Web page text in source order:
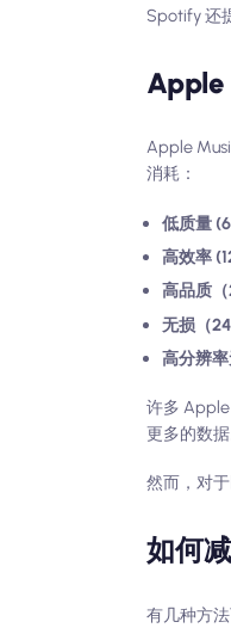
Spotify 还
Apple
Apple
消耗：
低质量
高效率
高品质（
无损（
高分辨率
许多
更多的数
然而，对
如何
有几种方